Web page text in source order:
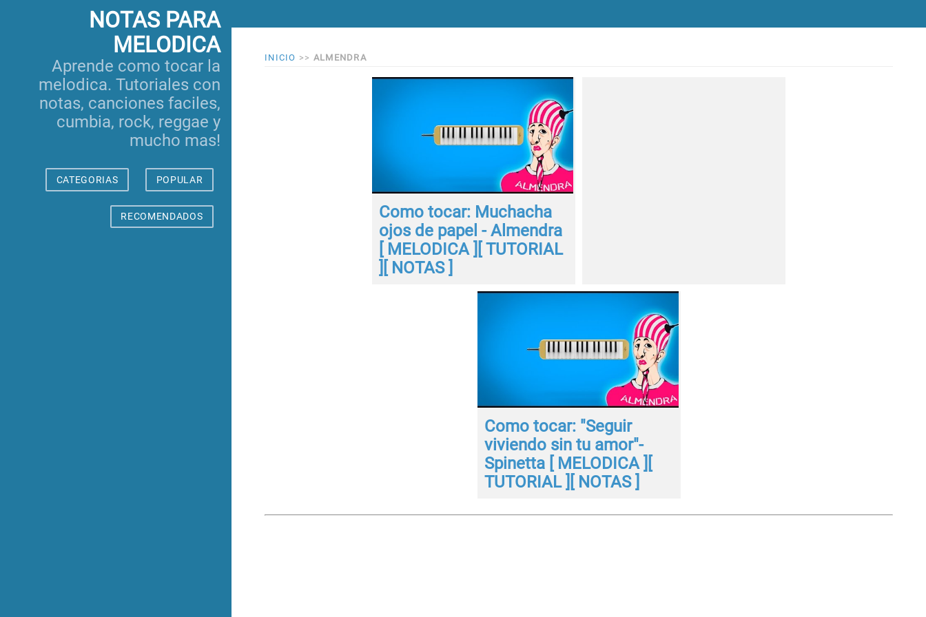
NOTAS PARA
MELODICA
Aprende como tocar la
melodica. Tutoriales con
notas, canciones faciles,
cumbia, rock, reggae y
mucho mas!
CATEGORIAS POPULAR
RECOMENDADOS
INICIO >> ALMENDRA
Como tocar: Muchacha
ojos de papel - Almendra
[ MELODICA ][ TUTORIAL
][ NOTAS ]
Como tocar: "Seguir
viviendo sin tu amor"-
Spinetta [ MELODICA ][
TUTORIAL ][ NOTAS ]